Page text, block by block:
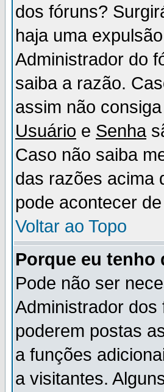
dos fóruns?
haja uma
Administrador do
saiba a razão.
assim não consiga
Usuário e Senha
Caso não saiba
das razões acima
pode acontecer
Voltar ao Topo
Porque eu tenho
Pode não ser
Administrador
poderem postas
a funções
a visitantes.